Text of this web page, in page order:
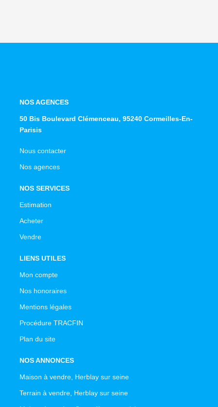
NOS AGENCES
50 Bis Boulevard Clémenceau, 95240 Cormeilles-En-
Parisis
Nous contacter
Nos agences
NOS SERVICES
Estimation
Acheter
Vendre
LIENS UTILES
Mon compte
Nos honoraires
Mentions légales
Procédure TRACFIN
Plan du site
NOS ANNONCES
Maison à vendre, Herblay sur seine
Terrain à vendre, Herblay sur seine